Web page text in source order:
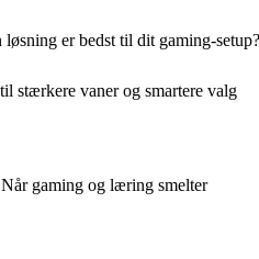
er bedst til dit gaming-setup?
stærkere vaner og smartere valg
gaming og læring smelter